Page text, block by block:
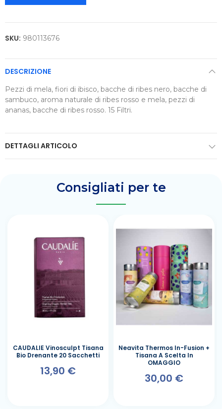
SKU: 980113676
DESCRIZIONE
Pezzi di mela, fiori di ibisco, bacche di ribes nero, bacche di
sambuco, aroma naturale di ribes rosso e mela, pezzi di
ananas, bacche di ribes rosso. 15 Filtri.
DETTAGLI ARTICOLO
Consigliati per te
CAUDALIE Vinosculpt Tisana
Bio Drenante 20 Sacchetti
13,90 €
Neavita Thermos In-Fusion +
Tisana A Scelta In
OMAGGIO
30,00 €